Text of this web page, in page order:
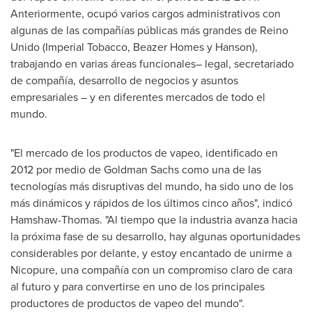
Anteriormente, ocupó varios cargos administrativos con
algunas de las compañías públicas más grandes de Reino
Unido (Imperial Tobacco, Beazer Homesy Hanson),
trabajando en varias áreas funcionales– legal, secretariado
de compañía, desarrollo de negocios y asuntos
empresariales – y en diferentes mercados de todo el
mundo.
"El mercado de los productos de vapeo, identificado en
2012 por medio de Goldman Sachs como una de las
tecnologías más disruptivas del mundo, ha sido uno de los
más dinámicos y rápidos de los últimos cinco años", indicó
Hamshaw-Thomas. "Al tiempo que la industria avanza hacia
la próxima fase de su desarrollo, hay algunas oportunidades
considerables por delante, y estoy encantado de unirme a
Nicopure, una compañía con un compromiso claro de cara
al futuro y para convertirse en uno de los principales
productores de productos de vapeo del mundo".